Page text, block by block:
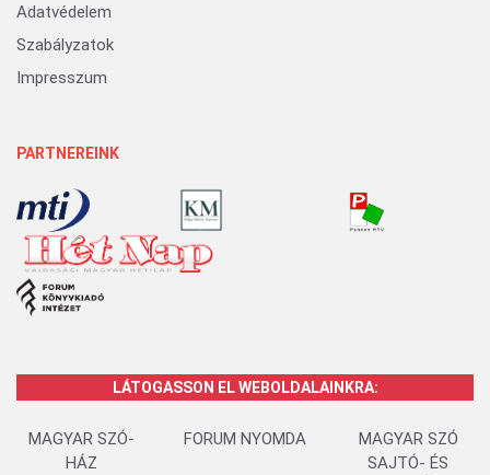
Adatvédelem
Szabályzatok
Impresszum
PARTNEREINK
LÁTOGASSON EL WEBOLDALAINKRA:
MAGYAR SZÓ-
HÁZ
FORUM NYOMDA
MAGYAR SZÓ
SAJTÓ- ÉS